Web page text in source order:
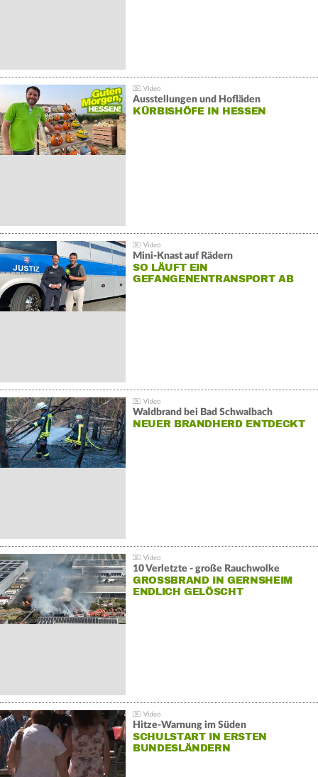
Ausstellungen und Hofläden
KÜRBISHÖFE IN HESSEN
Mini-Knast auf Rädern
SO LÄUFT EIN
GEFANGENENTRANSPORT AB
Waldbrand bei Bad Schwalbach
NEUER BRANDHERD ENTDECKT
10 Verletzte - große Rauchwolke
GROSSBRAND IN GERNSHEIM E
NDLICH GELÖSCHT
Hitze-Warnung im Süden
SCHULSTART IN ERSTEN
BUNDESLÄNDERN